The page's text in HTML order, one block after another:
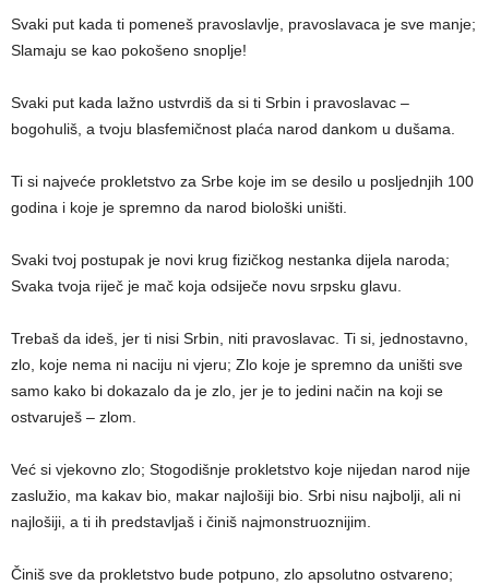
Svaki put kada ti pomeneš pravoslavlje, pravoslavaca je sve manje;
Slamaju se kao pokošeno snoplje!
Svaki put kada lažno ustvrdiš da si ti Srbin i pravoslavac –
bogohuliš, a tvoju blasfemičnost plaća narod dankom u dušama.
Ti si najveće prokletstvo za Srbe koje im se desilo u posljednjih 100
godina i koje je spremno da narod biološki uništi.
Svaki tvoj postupak je novi krug fizičkog nestanka dijela naroda;
Svaka tvoja riječ je mač koja odsiječe novu srpsku glavu.
Trebaš da ideš, jer ti nisi Srbin, niti pravoslavac. Ti si, jednostavno,
zlo, koje nema ni naciju ni vjeru; Zlo koje je spremno da uništi sve
samo kako bi dokazalo da je zlo, jer je to jedini način na koji se
ostvaruješ – zlom.
Već si vjekovno zlo; Stogodišnje prokletstvo koje nijedan narod nije
zaslužio, ma kakav bio, makar najlošiji bio. Srbi nisu najbolji, ali ni
najlošiji, a ti ih predstavljaš i činiš najmonstruoznijim.
Činiš sve da prokletstvo bude potpuno, zlo apsolutno ostvareno;